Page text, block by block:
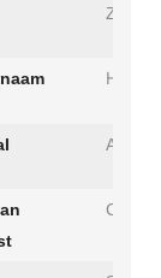
Zwart
ABS
China